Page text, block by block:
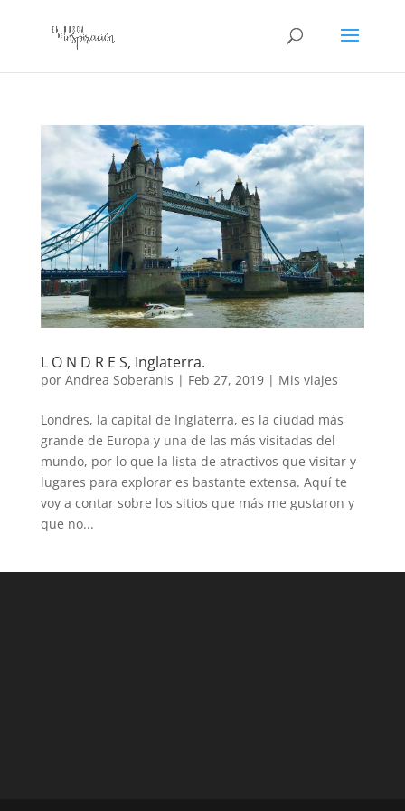
L O N D R E S, Inglaterra.
por Andrea Soberanis | Feb 27, 2019| Mis viajes
Londres, la capital de Inglaterra, es la ciudad más
grande de Europa y una de las más visitadas del
mundo, por lo que la lista de atractivos que visitar y
lugares para explorar es bastante extensa. Aquí te
voy a contar sobre los sitios que más me gustaron y
que no...